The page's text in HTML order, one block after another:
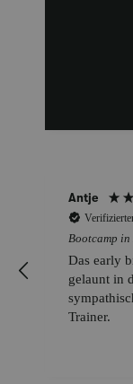
Antje
Bootcamp
Das early
gelaunt in
Trainer.